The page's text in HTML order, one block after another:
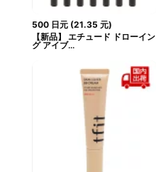
500 日元(21.35 元)
【新品】 エチュード ドローイン
グ アイブ...